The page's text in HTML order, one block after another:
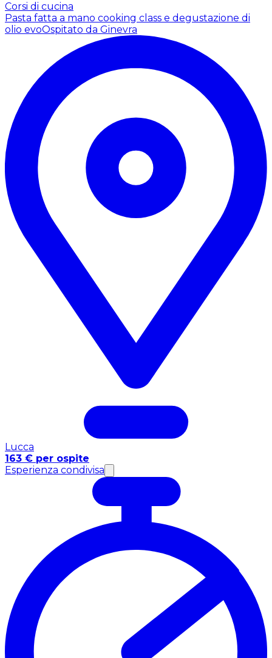
Corsi di cucina
Pasta fatta a mano cooking class e degustazione di
olio evoOspitato da Ginevra
Lucca
163 € per ospite
Esperienza condivisa